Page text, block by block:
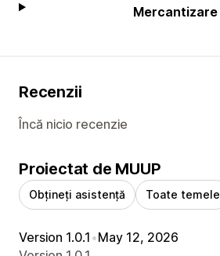
Mercantizare
Recenzii
Încă nicio recenzie
Proiectat de MUUP
Obțineți asistență Toate temele
Version 1.0.1 •May 12, 2026